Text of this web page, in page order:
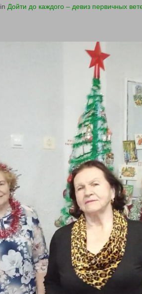
in Дойти до каждого – девиз первичных